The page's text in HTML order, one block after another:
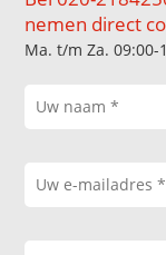
nemen direct
Ma. t/m Za. 09:00-